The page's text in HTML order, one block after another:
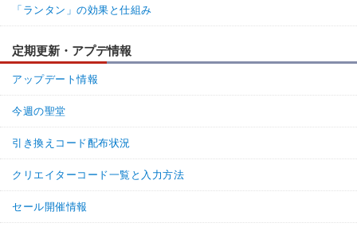
「ランタン」の効果と仕組み
定期更新・アプデ情報
アップデート情報
今週の聖堂
引き換えコード配布状況
クリエイターコード一覧と入力方法
セール開催情報